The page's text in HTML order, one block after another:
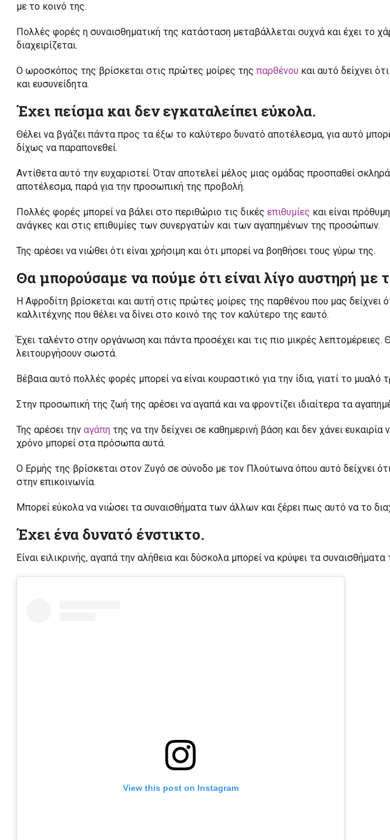
με το κοινό της.
Πολλές φορές η συναισθηματική της κατάσταση μεταβάλλεται συχνά και έχει το
διαχειρίζεται.
Ο ωροσκόπος της βρίσκεται στις πρώτες μοίρες της παρθένου και αυτό δείχνει
και ευσυνείδητα.
Έχει πείσμα και δεν εγκαταλείπει εύκολα.
Θέλει να βγάζει πάντα προς τα έξω το καλύτερο δυνατό αποτέλεσμα, για αυτό
δίχως να παραπονεθεί.
Αντίθετα αυτό την ευχαριστεί. Όταν αποτελεί μέλος μιας ομάδας προσπαθεί
αποτέλεσμα, παρά για την προσωπική της προβολή.
Πολλές φορές μπορεί να βάλει στο περιθώριο τις δικές επιθυμίες και είναι
ανάγκες και στις επιθυμίες των συνεργατών και των αγαπημένων της προσώπων.
Της αρέσει να νιώθει ότι είναι χρήσιμη και ότι μπορεί να βοηθήσει τους γύρω της.
Θα μπορούσαμε να πούμε ότι είναι λίγο αυστηρή με
Η Αφροδίτη βρίσκεται και αυτή στις πρώτες μοίρες της παρθένου που μας δείχνει
καλλιτέχνης που θέλει να δίνει στο κοινό της τον καλύτερο της εαυτό.
Έχει ταλέντο στην οργάνωση και πάντα προσέχει και τις πιο μικρές λεπτομέρειες.
λειτουργήσουν σωστά.
Βέβαια αυτό πολλές φορές μπορεί να είναι κουραστικό για την ίδια, γιατί το μυαλό
Στην προσωπική της ζωή της αρέσει να αγαπά και να φροντίζει ιδιαίτερα τα
Της αρέσει την αγάπη της να την δείχνει σε καθημερινή βάση και δεν χάνει
χρόνο μπορεί στα πρόσωπα αυτά.
Ο Ερμής της βρίσκεται στον Ζυγό σε σύνοδο με τον Πλούτωνα όπου αυτό δείχνει ότι
στην επικοινωνία.
Μπορεί εύκολα να νιώσει τα συναισθήματα των άλλων και ξέρει πως αυτό να το
Έχει ένα δυνατό ένστικτο.
Είναι ειλικρινής, αγαπά την αλήθεια και δύσκολα μπορεί να κρύψει τα συναισθήματα
View this post on Instagram